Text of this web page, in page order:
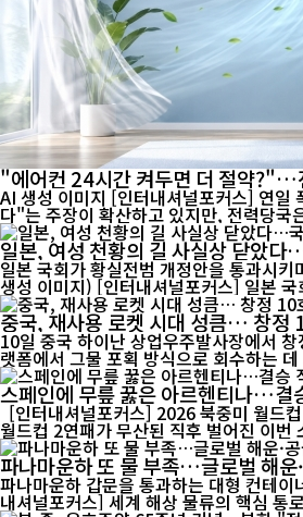
"에어컨 24시간 켜두면 더 절약?"…
AI 생성 이미지 [인터내셔널포커스] 연일 폭염이 이어지며 냉방기 사용이 급증하고 전기요금 부담에 대한 우려도 커지고 있다. 최근 온라인에서는 "에어컨은 24시간 계속 켜두는 것이 오히려 전기료를 아낀
다"는 주장이 확산하고 있지만, 전력당국
일본, 여성 천황의 길 사실상 닫았
일본 국회가 황실전범 개정안을 통과시
생성 이미지) [인터내셔널포커스
중국, 재사용 로켓 시대 성큼… 창정
10일 중국 하이난 상업우주발사장에서
스페인에 무릎 꿇은 아르헨티나…결
[인터내셔널포커스] 2026 북중미 월드
파나마운하 또 물 부족…글로벌 해운
파나마운하 갑문을 통과하는 대형 컨테이
내셔널포커스] 세계 해상 물류의 핵심 통